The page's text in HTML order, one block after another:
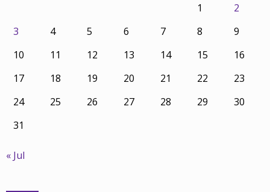
1
2
3
4 5 6 7 8
9
10
11 12 13 14 15
16
17
18 19 20 21 22
23
24
25 26 27 28 29
30
31
« Jul